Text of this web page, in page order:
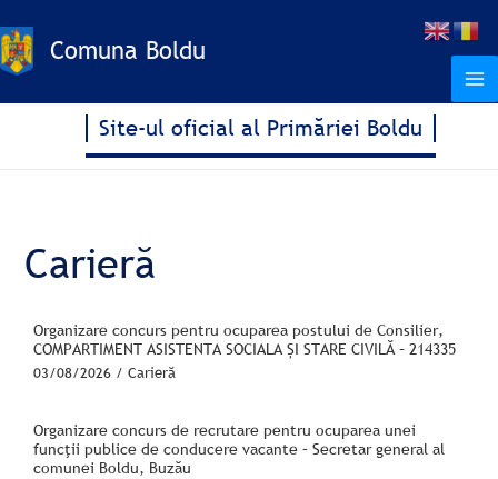
la
conținutComuna Boldu
Site-ul oficial al Primăriei Boldu
Carieră
Organizare concurs pentru ocuparea postului de Consilier,
COMPARTIMENT ASISTENTA SOCIALA ȘI STARE CIVILĂ – 214335
03/08/2026 / Carieră
Organizare concurs de recrutare pentru ocuparea unei
funcţii publice de conducere vacante – Secretar general al
comunei Boldu, Buzău
e
a
r